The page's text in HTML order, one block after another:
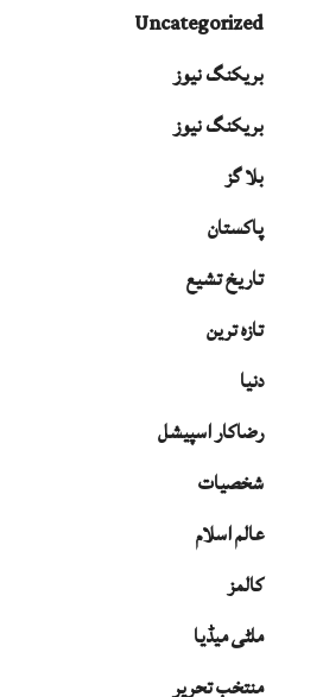
Uncategorized
بریکنگ نیوز
بریکنگ نیوز
بلا گز
پاکستان
تاریخ تشیع
تازہ ترین
دنیا
رضاکار اسپیشل
شخصیات
عالم اسلام
کالمز
ملٹی میڈیا
منتخب تحریر